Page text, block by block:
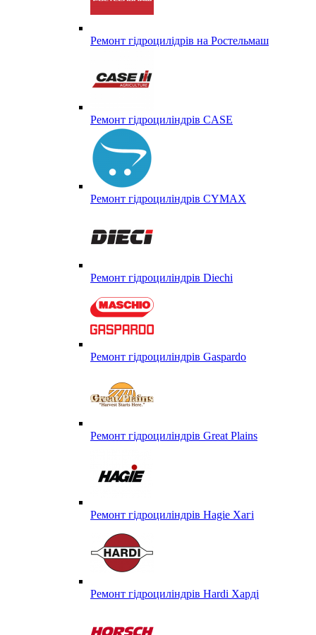
Ремонт гідроцилідрів на Ростельмаш
Ремонт гідроциліндрів CASE
Ремонт гідроциліндрів CYMAX
Ремонт гідроциліндрів Diechi
Ремонт гідроциліндрів Gaspardo
Ремонт гідроциліндрів Great Plains
Ремонт гідроциліндрів Hagie Хагі
Ремонт гідроциліндрів Hardi Харді